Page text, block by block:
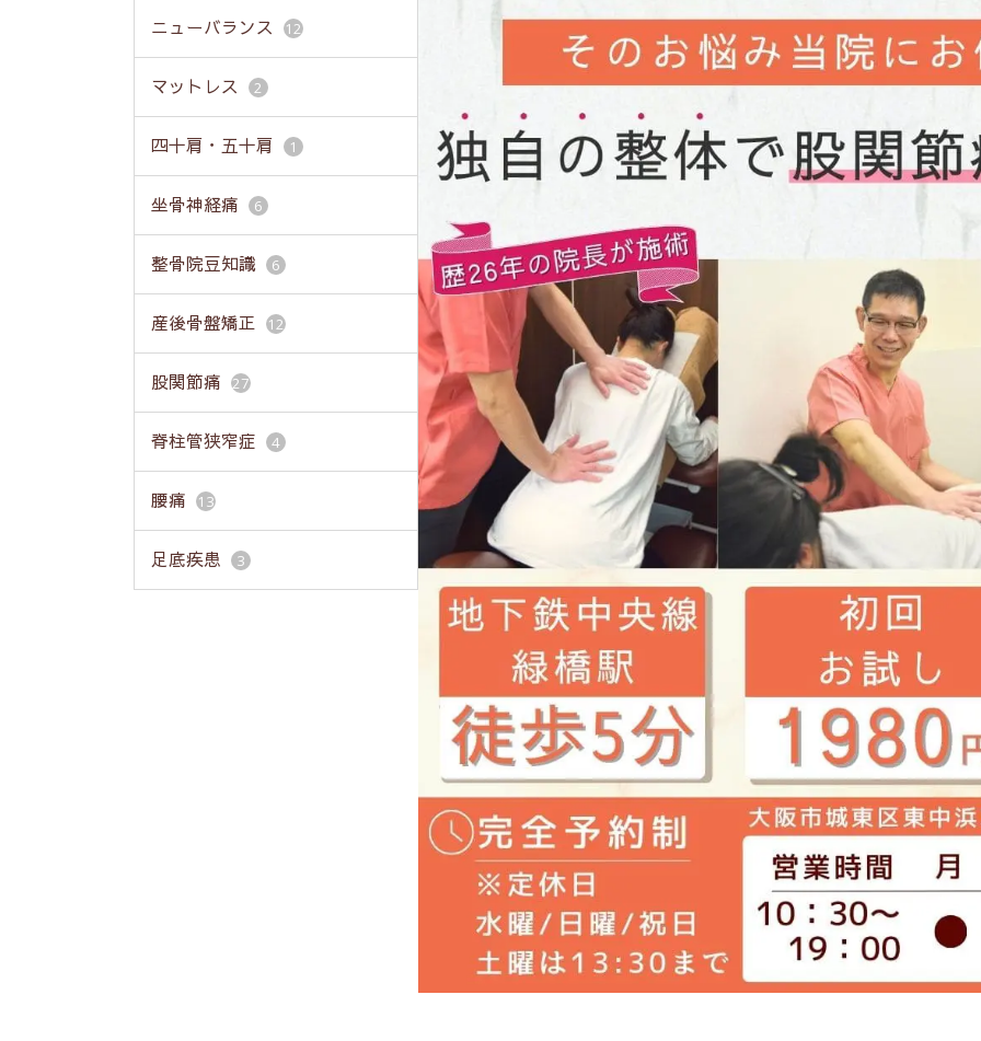
ニューバランス 12
マットレス 2
四十肩・五十肩 1
坐骨神経痛 6
整骨院豆知識 6
産後骨盤矯正 12
股関節痛 27
脊柱管狭窄症 4
腰痛 13
足底疾患 3